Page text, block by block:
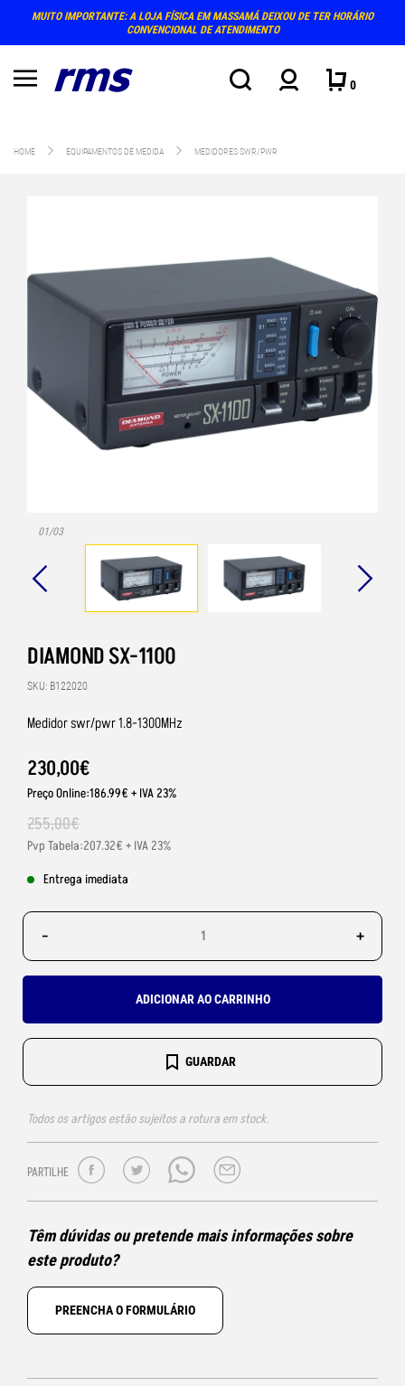
MUITO IMPORTANTE: A LOJA FÍSICA EM MASSAMÁ DEIXOU DE TER HORÁRIO
CONVENCIONAL DE ATENDIMENTO
0
HOME EQUIPAMENTOS DE MEDIDA MEDIDORES SWR/PWR
01/03
DIAMOND SX-1100
SKU: B122020
Medidor swr/pwr 1.8-1300MHz
230,00€
Preço Online:186.99€ + IVA 23%
255,00€
Pvp Tabela:207.32€ + IVA 23%
Entrega imediata
- +
ADICIONAR AO CARRINHO
GUARDAR
Todos os artigos estão sujeitos a rotura em stock.
PARTILHE
Têm dúvidas ou pretende mais informações sobre
este produto?
PREENCHA O FORMULÁRIO